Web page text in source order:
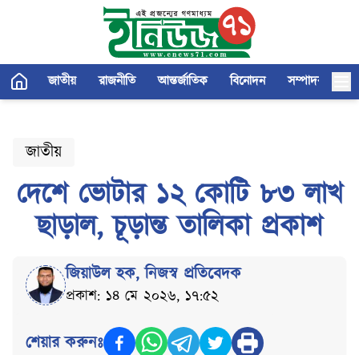
জাতীয় রাজনীতি আন্তর্জাতিক বিনোদন সম্পাদকীয়
জাতীয়
দেশে ভোটার ১২ কোটি ৮৩ লাখ
ছাড়াল, চূড়ান্ত তালিকা প্রকাশ
জিয়াউল হক,নিজস্ব প্রতিবেদক
প্রকাশ: ১৪ মে ২০২৬, ১৭:৫২
শেয়ার করুনঃ